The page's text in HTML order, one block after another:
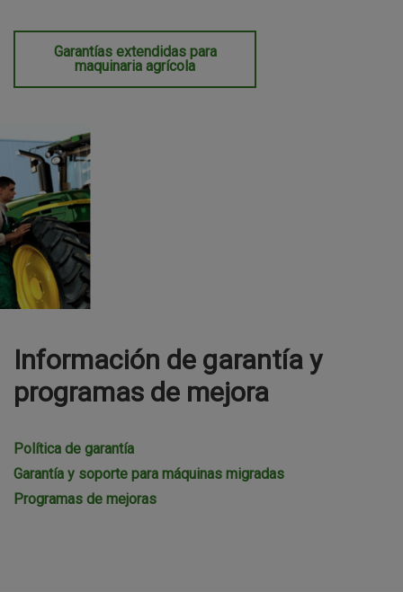
Garantías extendidas para
maquinaria agrícola
Información de garantía y
programas de mejora
Política de garantía
Garantía y soporte para máquinas migradas
Programas de mejoras